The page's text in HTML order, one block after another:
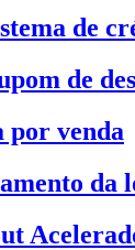
de
de
por venda
da